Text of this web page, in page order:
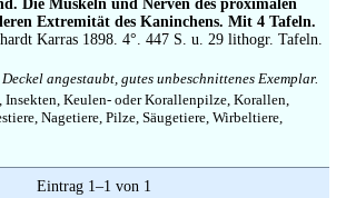
Die Muskeln und Nerven des proximalen
Extremität des Kaninchens. Mit 4 Tafeln.
Karras 1898. 4°. 447 S. u. 29 lithogr. Tafeln.
angestaubt, gutes unbeschnittenes Exemplar.
Insekten, Keulen- oder Korallenpilze, Korallen,
Nagetiere, Pilze, Säugetiere, Wirbeltiere,
Eintrag 1–1 von 1